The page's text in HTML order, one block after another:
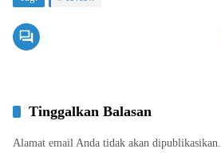
Tinggalkan Balasan
Alamat email Anda tidak akan dipublikasikan.